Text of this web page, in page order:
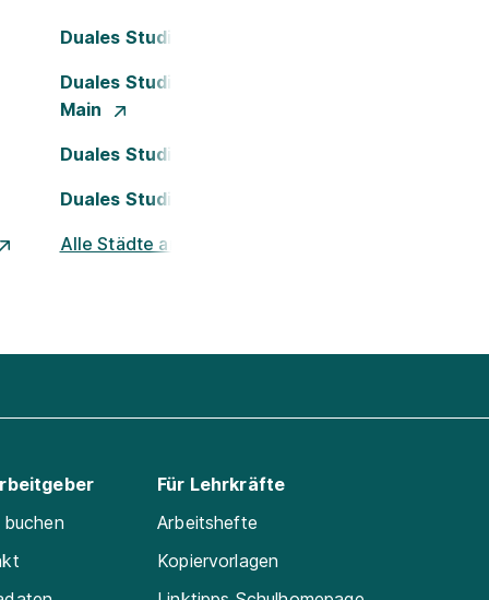
Duales Studium Dortmund
Duales Studium Frankfurt am
Main
Duales Studium Köln
Duales Studium Nürnberg
Alle Städte ansehen
Für Lehrkräfte
Arbeitshefte
Kopiervorlagen